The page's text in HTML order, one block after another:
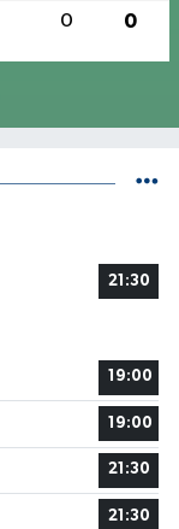
0 0
21:30
19:00
19:00
21:30
21:30